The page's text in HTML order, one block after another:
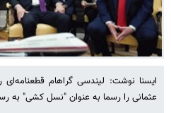
ایسنا نوشت: لیندسی گراهام قطعنامه‌ای
عثمانی را رسما به عنوان "نسل کشی"